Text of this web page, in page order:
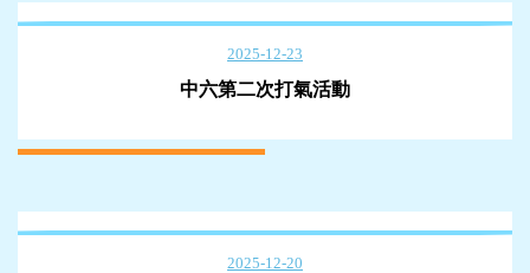
2025-12-23
中六第二次打氣活動
2025-12-20